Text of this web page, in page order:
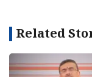
Related